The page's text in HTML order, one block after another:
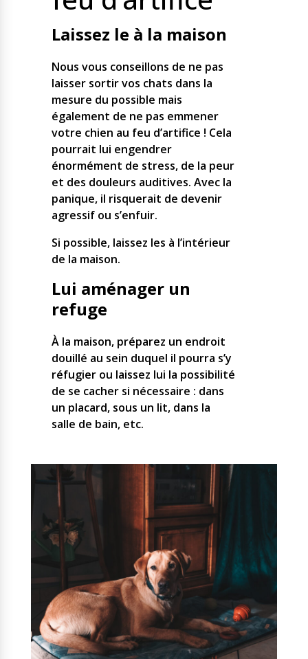
Laissez le à la maison
Nous vous conseillons de ne pas
laisser sortir vos chats dans la
mesure du possible mais
également de ne pas emmener
votre chien au feu d’artifice ! Cela
pourrait lui engendrer
énormément de stress, de la peur
et des douleurs auditives. Avec la
panique, il risquerait de devenir
agressif ou s’enfuir.
Si possible, laissez les à l’intérieur
de la maison.
Lui aménager un
refuge
À la maison, préparez un endroit
douillé au sein duquel il pourra s’y
réfugier ou laissez lui la possibilité
de se cacher si nécessaire : dans
un placard, sous un lit, dans la
salle de bain, etc.